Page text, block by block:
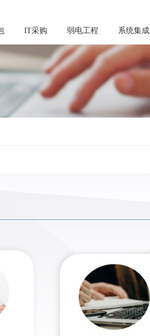
IT采购 弱电工程 系统集成